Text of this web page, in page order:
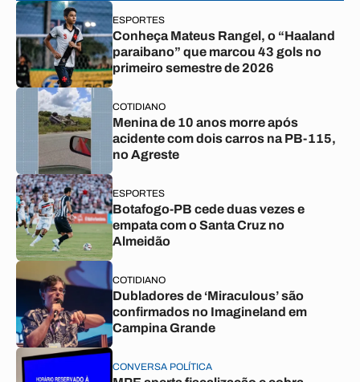
ESPORTES
Conheça Mateus Rangel, o “Haaland
paraibano” que marcou 43 gols no
primeiro semestre de 2026
COTIDIANO
Menina de 10 anos morre após
acidente com dois carros na PB-115,
no Agreste
ESPORTES
Botafogo-PB cede duas vezes e
empata com o Santa Cruz no
Almeidão
COTIDIANO
Dubladores de ‘Miraculous’ são
confirmados no Imagineland em
Campina Grande
CONVERSA POLÍTICA